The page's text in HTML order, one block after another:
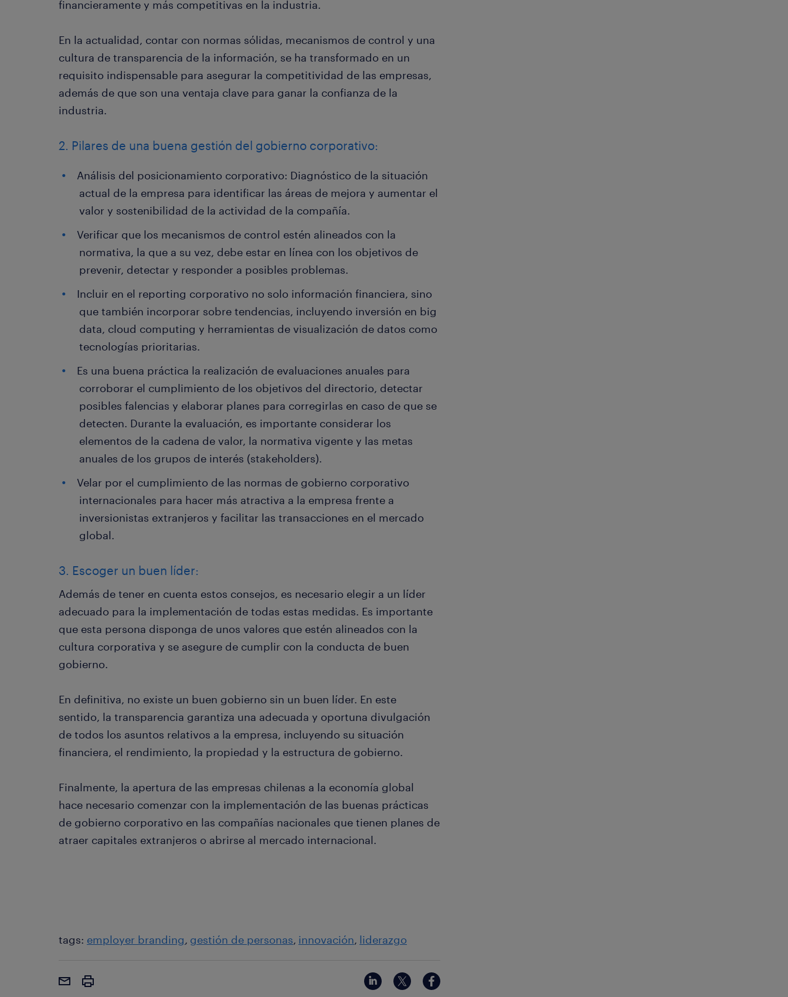
financieramente y más competitivas en la industria.
En la actualidad, contar con normas sólidas, mecanismos de control y una
cultura de transparencia de la información, se ha transformado en un
requisito indispensable para asegurar la competitividad de las empresas,
además de que son una ventaja clave para ganar la confianza de la
industria.
2. Pilares de una buena gestión del gobierno corporativo:
Análisis del posicionamiento corporativo: Diagnóstico de la situación
actual de la empresa para identificar las áreas de mejora y aumentar el
valor y sostenibilidad de la actividad de la compañía.
Verificar que los mecanismos de control estén alineados con la
normativa, la que a su vez, debe estar en línea con los objetivos de
prevenir, detectar y responder a posibles problemas.
Incluir en el reporting corporativo no solo información financiera, sino
que también incorporar sobre tendencias, incluyendo inversión en big
data, cloud computing y herramientas de visualización de datos como
tecnologías prioritarias.
Es una buena práctica la realización de evaluaciones anuales para
corroborar el cumplimiento de los objetivos del directorio, detectar
posibles falencias y elaborar planes para corregirlas en caso de que se
detecten. Durante la evaluación, es importante considerar los
elementos de la cadena de valor, la normativa vigente y las metas
anuales de los grupos de interés (stakeholders).
Velar por el cumplimiento de las normas de gobierno corporativo
internacionales para hacer más atractiva a la empresa frente a
inversionistas extranjeros y facilitar las transacciones en el mercado
global.
3. Escoger un buen líder:
Además de tener en cuenta estos consejos, es necesario elegir a un líder
adecuado para la implementación de todas estas medidas. Es importante
que esta persona disponga de unos valores que estén alineados con la
cultura corporativa y se asegure de cumplir con la conducta de buen
gobierno.
En definitiva, no existe un buen gobierno sin un buen líder. En este
sentido, la transparencia garantiza una adecuada y oportuna divulgación
de todos los asuntos relativos a la empresa, incluyendo su situación
financiera, el rendimiento, la propiedad y la estructura de gobierno.
Finalmente, la apertura de las empresas chilenas a la economía global
hace necesario comenzar con la implementación de las buenas prácticas
de gobierno corporativo en las compañías nacionales que tienen planes de
atraer capitales extranjeros o abrirse al mercado internacional.
tags: employer branding gestión de personas innovación liderazgo